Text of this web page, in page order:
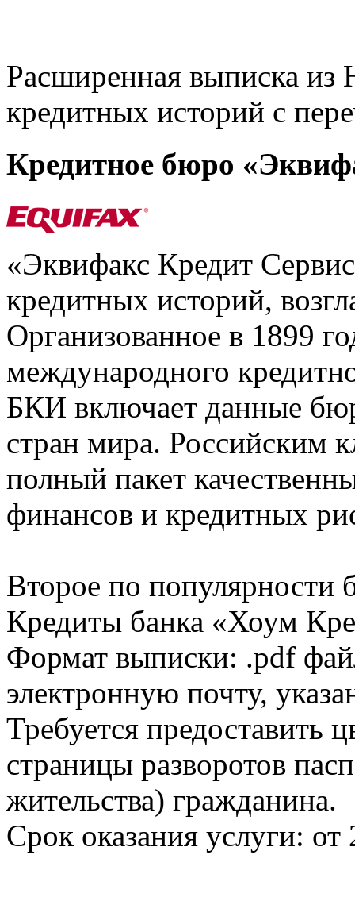
Расширенная выписка из
кредитных историй с
Кредитное бюро
«Эквифакс Кредит
кредитных историй,
Организованное в 1899
международного
БКИ включает данные
стран мира. Российским
полный пакет
финансов и кредитных
Второе по популярности
Кредиты банка «Хоум
Формат выписки: .pdf
электронную почту,
Требуется предоставить
страницы разворотов
жительства) гражданина.
Срок оказания услуги: от